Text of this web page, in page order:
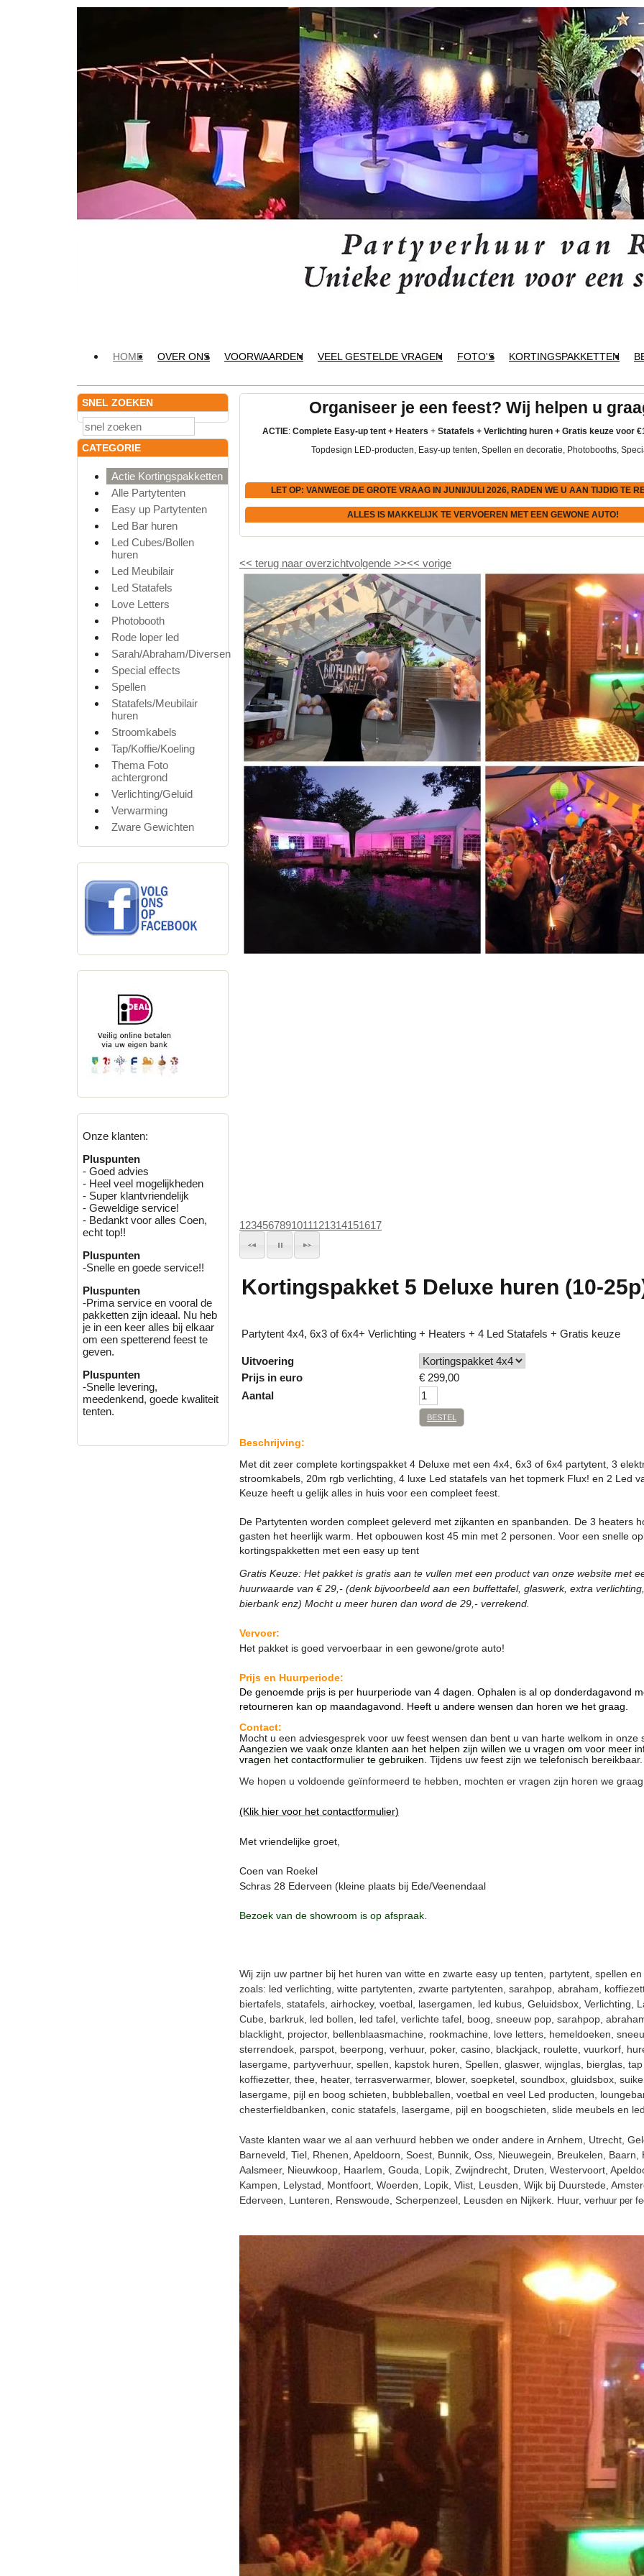
HOME OVER ONS VOORWAARDEN VEEL GESTELDE VRAGEN FOTO'S KORTINGSPAKKETTEN
SNEL ZOEKEN
CATEGORIE
Actie Kortingspakketten
Alle Partytenten
Easy up Partytenten
Led Bar huren
Led Cubes/Bollen
huren
Led Meubilair
Led Statafels
Love Letters
Photobooth
Rode loper led
Sarah/Abraham/Diversen
Special effects
Spellen
Statafels/Meubilair
huren
Stroomkabels
Tap/Koffie/Koeling
Thema Foto
achtergrond
Verlichting/Geluid
Verwarming
Zware Gewichten
Onze klanten:
Pluspunten
- Goed advies
- Heel veel mogelijkheden
- Super klantvriendelijk
- Geweldige service!
- Bedankt voor alles Coen,
echt top!!
Pluspunten
-Snelle en goede service!!
Pluspunten
-Prima service en vooral de
pakketten zijn ideaal. Nu heb
je in een keer alles bij elkaar
om een spetterend feest te
geven.
Pluspunten
-Snelle levering,
meedenkend, goede kwaliteit
tenten.
Organiseer je een feest? Wij helpen u
ACTIE: Complete Easy-up tent + Heaters + Statafels + Verlichting huren + Gratis keuze voor
Topdesign LED-producten, Easy-up tenten, Spellen en decoratie, Photobooths,
LET OP: VANWEGE DE GROTE VRAAG IN JUNI/JULI 2026, RADEN WE U AAN TIJDIGTE
ALLES IS MAKKELIJK TE VERVOEREN MET EEN GEWONE AUTO!
<< terug naar overzichtvolgende >><< vorige
1234567891011121314151617
Kortingspakket 5 Deluxe huren (10-
Partytent 4x4, 6x3 of 6x4+ Verlichting + Heaters + 4 Led Statafels + Gratis keuze
Uitvoering
Prijs in euro
€ 299,00
Aantal
BESTEL
Beschrijving:
Met dit zeer complete kortingspakket 4 Deluxe met een 4x4, 6x3 of 6x4 partytent, 3
stroomkabels, 20m rgb verlichting, 4 luxe Led statafels van het topmerk Flux! en 2 Led
Keuze heeft u gelijk alles in huis voor een compleet feest.
De Partytenten worden compleet geleverd met zijkanten en spanbanden. De 3 heaters
gasten het heerlijk warm. Het opbouwen kost 45 min met 2 personen. Voor een snelle
kortingspakketten met een easy up tent
Gratis Keuze: Het pakket is gratis aan te vullen met een product van onze website met
huurwaarde van € 29,- (denk bijvoorbeeld aan een buffettafel, glaswerk, extra
bierbank enz) Mocht u meer huren dan word de 29,- verrekend.
Vervoer:
Het pakket is goed vervoerbaar in een gewone/grote auto!
Prijs en Huurperiode:
De genoemde prijs is per huurperiode van 4 dagen. Ophalen is al op donderdagavond
retourneren kan op maandagavond. Heeft u andere wensen dan horen we het graag.
Contact:
Mocht u een adviesgesprek voor uw feest wensen dan bent u van harte welkom in onze
Aangezien we vaak onze klanten aan het helpen zijn willen we u vragen om voor meer
vragen het contactformulier te gebruiken. Tijdens uw feest zijn we telefonisch bereikbaar.
We hopen u voldoende geïnformeerd te hebben, mochten er vragen zijn horen we
(Klik hier voor het contactformulier)
Met vriendelijke groet,
Coen van Roekel
Schras 28 Ederveen (kleine plaats bij Ede/Veenendaal
Bezoek van de showroom is op afspraak.
Wij zijn uw partner bij het huren van witte en zwarte easy up tenten, partytent, spellen
zoals: led verlichting, witte partytenten, zwarte partytenten, sarahpop, abraham,
biertafels, statafels, airhockey, voetbal, lasergamen, led kubus, Geluidsbox, Verlichting,
Cube, barkruk, led bollen, led tafel, verlichte tafel, boog, sneeuw pop, sarahpop,
blacklight, projector, bellenblaasmachine, rookmachine, love letters, hemeldoeken,
sterrendoek, parspot, beerpong, verhuur, poker, casino, blackjack, roulette, vuurkorf,
lasergame, partyverhuur, spellen, kapstok huren, Spellen, glaswer, wijnglas, bierglas,
koffiezetter, thee, heater, terrasverwarmer, blower, soepketel, soundbox, gluidsbox,
lasergame, pijl en boog schieten, bubbleballen, voetbal en veel Led producten,
chesterfieldbanken, conic statafels, lasergame, pijl en boogschieten, slide meubels en
Vaste klanten waar we al aan verhuurd hebben we onder andere in Arnhem, Utrecht,
Barneveld, Tiel, Rhenen, Apeldoorn, Soest, Bunnik, Oss, Nieuwegein, Breukelen, Baarn,
Aalsmeer, Nieuwkoop, Haarlem, Gouda, Lopik, Zwijndrecht, Druten, Westervoort,
Kampen, Lelystad, Montfoort, Woerden, Lopik, Vlist, Leusden, Wijk bij Duurstede,
Ederveen, Lunteren, Renswoude, Scherpenzeel, Leusden en Nijkerk. Huur, verhuur per